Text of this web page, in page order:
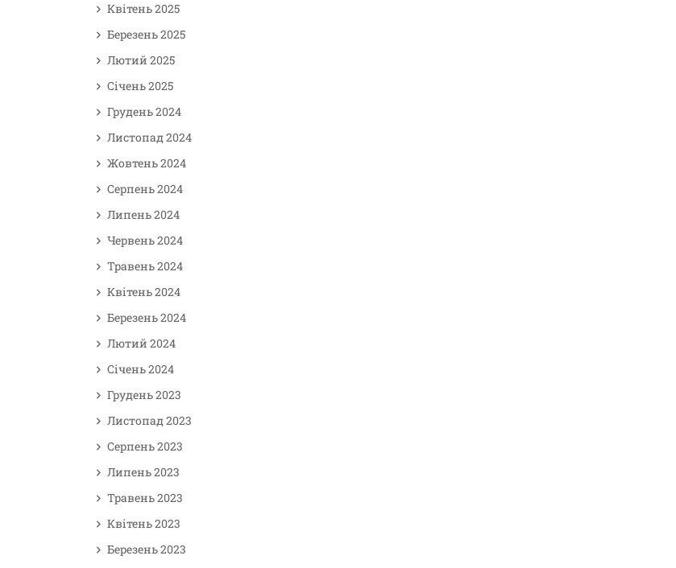
Квітень 2025
Березень 2025
Лютий 2025
Січень 2025
Грудень 2024
Листопад 2024
Жовтень 2024
Серпень 2024
Липень 2024
Червень 2024
Травень 2024
Квітень 2024
Березень 2024
Лютий 2024
Січень 2024
Грудень 2023
Листопад 2023
Серпень 2023
Липень 2023
Травень 2023
Квітень 2023
Березень 2023